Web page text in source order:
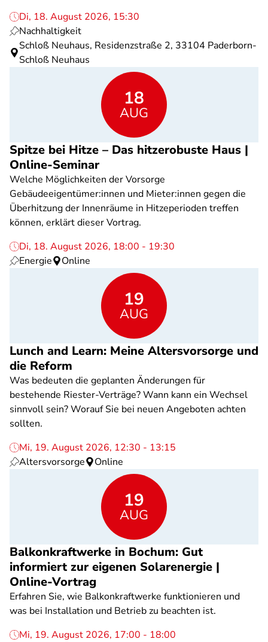
Di, 18. August 2026, 15:30
Nachhaltigkeit
Schloß Neuhaus, Residenzstraße 2, 33104 Paderborn-
Schloß Neuhaus
18
AUG
Spitze bei Hitze – Das hitzerobuste Haus |
Online-Seminar
Welche Möglichkeiten der Vorsorge
Gebäudeeigentümer:innen und Mieter:innen gegen die
Überhitzung der Innenräume in Hitzeperioden treffen
können, erklärt dieser Vortrag.
Di, 18. August 2026, 18:00 - 19:30
Energie
Online
19
AUG
Lunch and Learn: Meine Altersvorsorge und
die Reform
Was bedeuten die geplanten Änderungen für
bestehende Riester-Verträge? Wann kann ein Wechsel
sinnvoll sein? Worauf Sie bei neuen Angeboten achten
sollten.
Mi, 19. August 2026, 12:30 - 13:15
Altersvorsorge
Online
19
AUG
Balkonkraftwerke in Bochum: Gut
informiert zur eigenen Solarenergie |
Online-Vortrag
Erfahren Sie, wie Balkonkraftwerke funktionieren und
was bei Installation und Betrieb zu beachten ist.
Mi, 19. August 2026, 17:00 - 18:00